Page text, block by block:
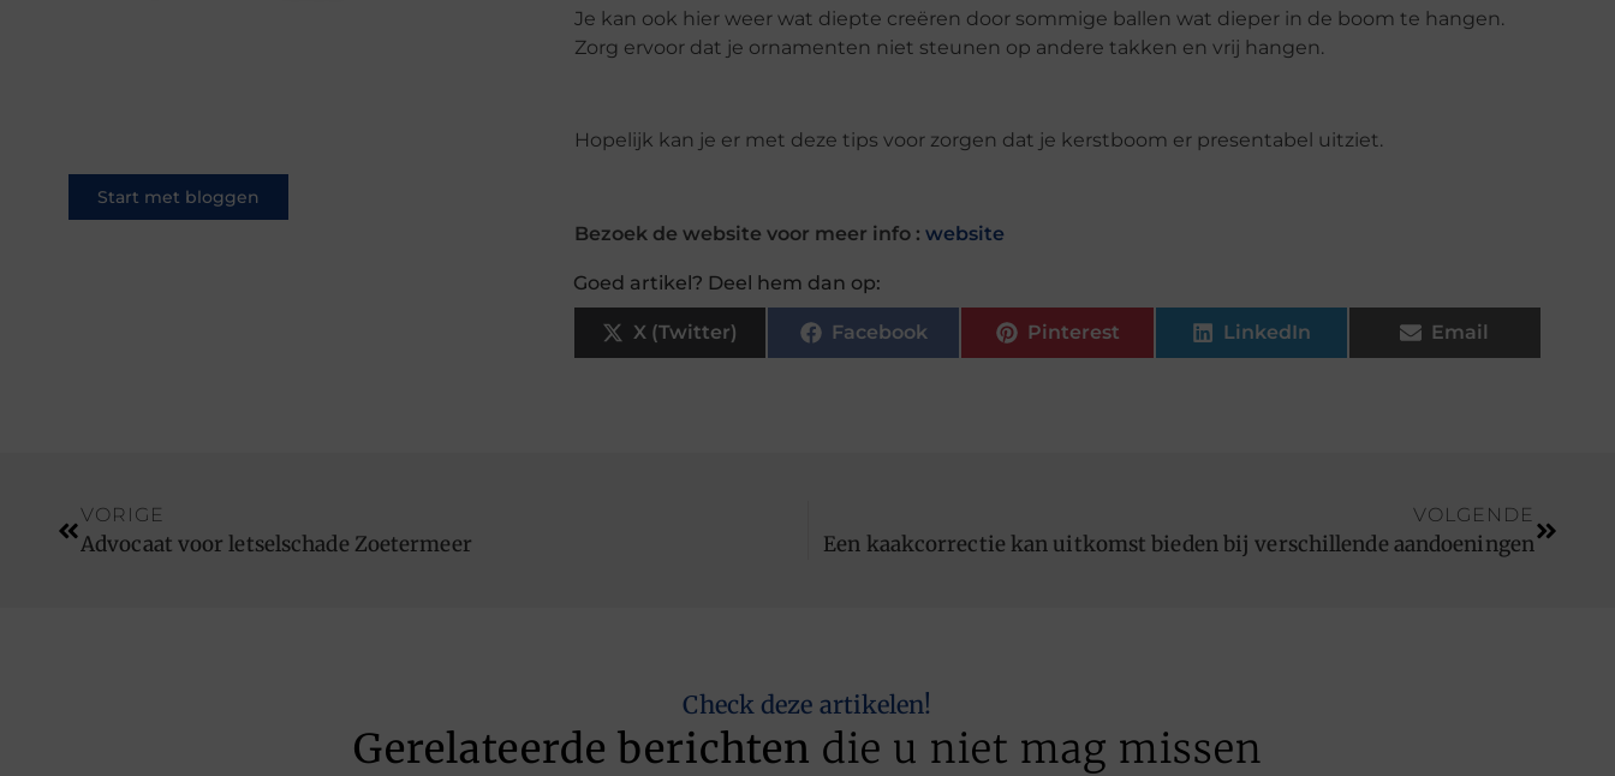
Start met bloggen
Je kan ook hier weer wat diepte creëren door sommige ballen wat dieper in de boom te hangen.
Zorg ervoor dat je ornamenten niet steunen op andere takken en vrij hangen.
Hopelijk kan je er met deze tips voor zorgen dat je kerstboom er presentabel uitziet.
Bezoek de website voor meer info : website
Goed artikel? Deel hem dan op:
X (Twitter) Facebook Pinterest LinkedIn Email
VORIGE
Advocaat voor letselschade Zoetermeer
VOLGENDE
Een kaakcorrectie kan uitkomst bieden bij verschillende aandoeningen
Check deze artikelen!
Gerelateerde berichten die u niet mag missen